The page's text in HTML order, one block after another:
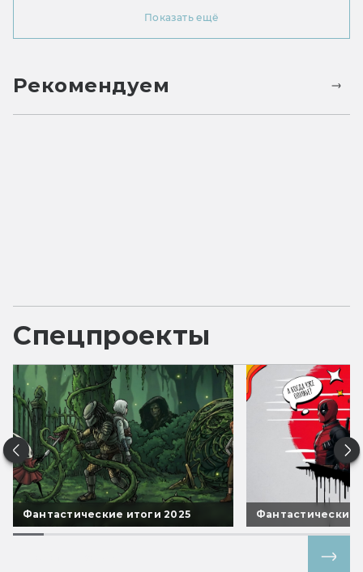
Показать ещё
Рекомендуем
Спецпроекты
Фантастические итоги 2025 Фантастические